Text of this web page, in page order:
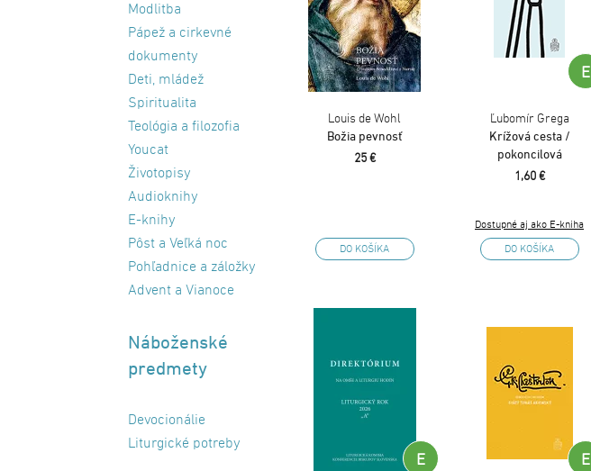
Louis de Wohl
Božia pevnosť
25 €
DO KOŠÍKA
E
Ľubomír Grega
Krížová cesta /
pokoncilová
1,60 €
DO KOŠÍKA
Dostupné aj ako E-kniha
E E
Modlitba
Pápež a cirkevné
dokumenty
Deti, mládež
Spiritualita
Teológia a filozofia
Youcat
Životopisy
Audioknihy
E-knihy
Pôst a Veľká noc
Pohľadnice a záložky
Advent a Vianoce
Náboženské
predmety
Devocionálie
Liturgické potreby